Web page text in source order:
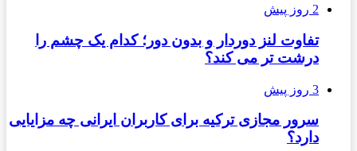
2 روز پیش
تفاوت لنز دوردار و بدون دور؛ کدام یک چشم را
درشت تر می کند؟
3 روز پیش
سرور مجازی ترکیه برای کاربران ایرانی چه مزایایی
دارد؟